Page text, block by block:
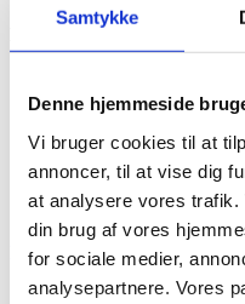
Samtykke
Denne hjemmeside
Vi bruger cookies til at
annoncer, til at vise dig
at analysere vores trafik.
din brug af vores
for sociale medier,
analysepartnere. Vores
Handelsbetingelser
Bliv en del af Korphus !
Handelsbetingelser
Persondata &
Facebook